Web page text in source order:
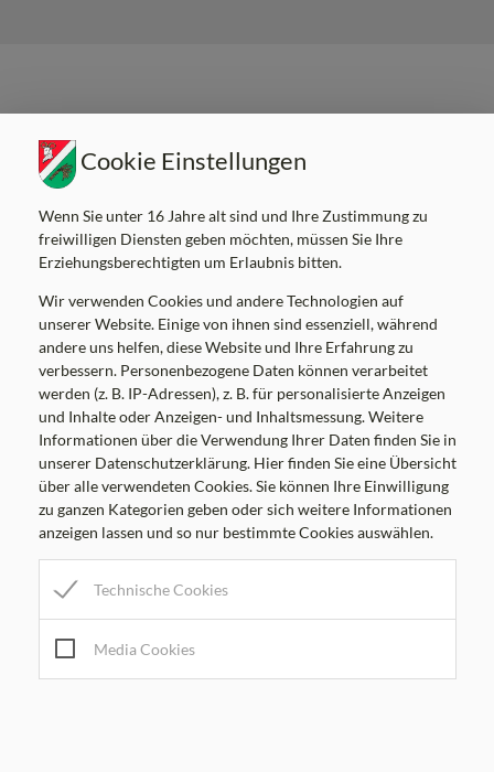
Am Platz 8, 8062 Kumberg
Tel:+43 3132 22 03
Parteienverkehrszeiten
MO
8.00-12.00 Uhr
8.00-12.00 Uhr
MI
8.00-12.00, 17.00-19.00 Uhr
DO
8.00-12.00 Uhr
8.00-12.00 Uhr
Amtsstunden
MO
7.00-16.00 Uhr
7.00-12.30 Uhr
MI
7.00-12.00, 13.30-19.00 Uhr
Cookie Einstellungen
Wenn Sie unter 16 Jahre alt sind und Ihre Zustimmung zu
freiwilligen Diensten geben möchten, müssen Sie Ihre
Erziehungsberechtigten um Erlaubnis bitten.
Wir verwenden Cookies und andere Technologien auf
unserer Website. Einige von ihnen sind essenziell, während
andere uns helfen, diese Website und Ihre Erfahrung zu
verbessern. Personenbezogene Daten können verarbeitet
werden (z. B. IP-Adressen), z. B. für personalisierte Anzeigen
und Inhalte oder Anzeigen- und Inhaltsmessung. Weitere
Informationen über die Verwendung Ihrer Daten finden Sie in
unserer Datenschutzerklärung. Hier finden Sie eine Übersicht
über alle verwendeten Cookies. Sie können Ihre Einwilligung
zu ganzen Kategorien geben oder sich weitere Informationen
anzeigen lassen und so nur bestimmte Cookies auswählen.
Technische Cookies
Media Cookies